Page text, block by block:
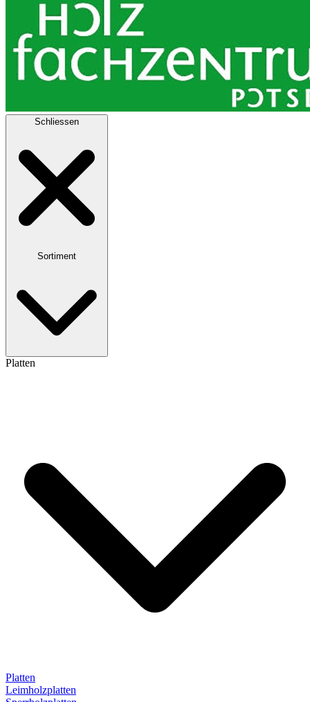
Schliessen
Sortiment
Platten
Platten
Leimholzplatten